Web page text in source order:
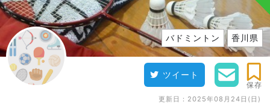
バドミントン 香川県
ツイート
保存
更新日： 2025年08月24日(日)